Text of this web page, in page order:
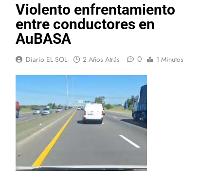
Violento enfrentamiento
entre conductores en
AuBASA
Diario EL SOL 2 Años Atrás 0 1 Minutos